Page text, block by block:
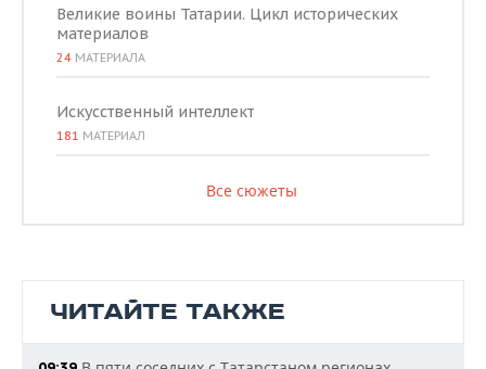
Великие воины Татарии. Цикл исторических
материалов
24 МАТЕРИАЛА
Искусственный интеллект
181 МАТЕРИАЛ
Все сюжеты
ЧИТАЙТЕ ТАКЖЕ